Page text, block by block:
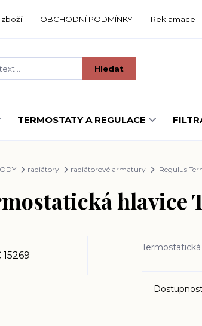
zboží OBCHODNÍ PODMÍNKY Reklamace
Hledat
TERMOSTATY A REGULACE
radiátory radiátorové armatury Regulus
hlavice